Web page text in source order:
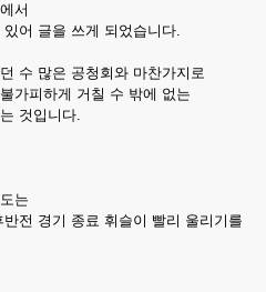
서
어 글을 쓰게 되었습니다.
수 많은 공청회와 마찬가지로
가피하게 거칠 수 밖에 없는
것입니다.
는
전 경기 종료 휘슬이 빨리 울리기를